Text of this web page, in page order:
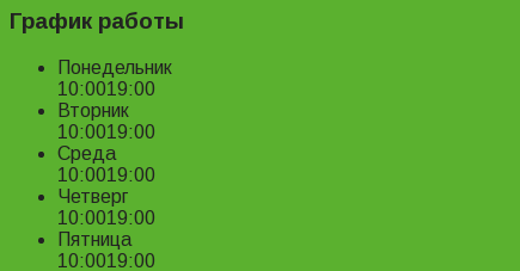
График работы
Понедельник
10:0019:00
Вторник
10:0019:00
Среда
10:0019:00
Четверг
10:0019:00
Пятница
10:0019:00